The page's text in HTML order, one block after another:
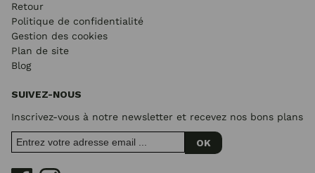
Retour
Politique de confidentialité
Gestion des cookies
Plan de site
Blog
SUIVEZ-NOUS
Inscrivez-vous à notre newsletter et recevez nos bons plans
OK